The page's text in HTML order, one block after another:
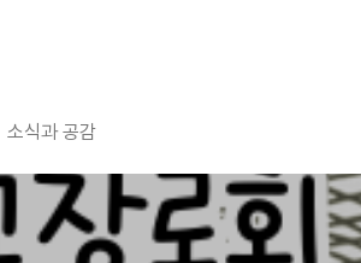
소식과 공감